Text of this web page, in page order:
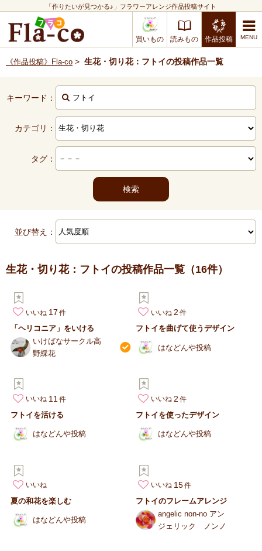
「作りたいが見つかる♪」フラワーアレンジ作品投稿サイト
買いもの 読みもの 作品投稿
《作品投稿》Fla-co > 生花・切り花：フトイの投稿作品一覧
キーワード：
カテゴリ：
タグ：
並び替え：
生花・切り花：フトイの投稿作品一覧 （16件）
いいね 17
「ヘリコニア」をいける
いけばなサークル高
野綵花
いいね 2
フトイを曲げて使うデザイン
はなどんや投稿
いいね 11
フトイを活ける
はなどんや投稿
いいね 2
フトイを使ったデザイン
はなどんや投稿
いいね
夏の和花を楽しむ
はなどんや投稿
いいね 15
フトイのフレームアレンジ
angelic non-no アン
ジェリック ノンノ